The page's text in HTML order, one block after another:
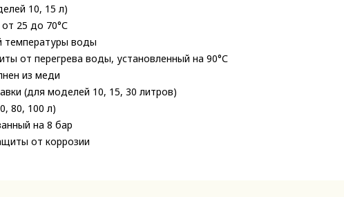
10, 15 л)
25 до 70°С
температуры воды
от перегрева воды, установленный на 90°С
из меди
(для моделей 10, 15, 30 литров)
80, 100 л)
на 8 бар
от коррозии